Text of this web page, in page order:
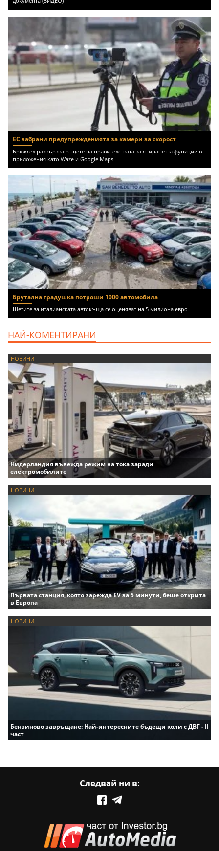
ЕС забрани предупрежденията за камери за скорост
Брюксел развързва ръцете на правителствата за спиране на функции в
приложения като Waze и Google Maps
Брутална градушка потроши 1000 автомобила
Щетите за италианската автокъща се оценяват на 5 милиона евро
НАЙ-КОМЕНТИРАНИ
НОВИНИ
Нидерландия въвежда режим на тока заради
електромобилите
НОВИНИ
Първата станция, която зарежда EV за 5 минути, беше открита
в Европа
НОВИНИ
Бензиново завръщане: Най-интересните бъдещи коли с ДВГ - II
част
Следвай ни в: